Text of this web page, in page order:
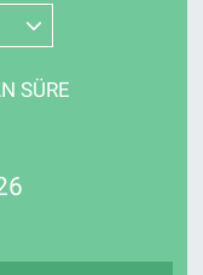
SÜRE